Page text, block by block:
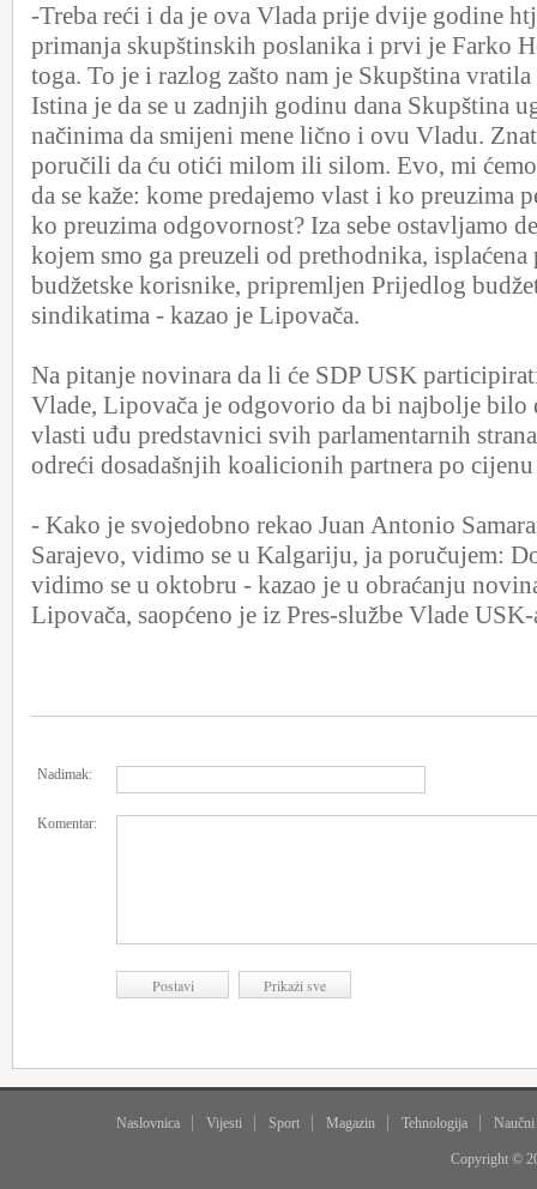
-Treba reći i da je ova Vlada prije dvije godine
primanja skupštinskih poslanika i prvi je Farko
toga. To je i razlog zašto nam je Skupština
Istina je da se u zadnjih godinu dana Skupština
načinima da smijeni mene lično i ovu Vladu.
poručili da ću otići milom ili silom. Evo, mi
da se kaže: kome predajemo vlast i ko preuzima
ko preuzima odgovornost? Iza sebe ostavljamo
kojem smo ga preuzeli od prethodnika, isplaćena
budžetske korisnike, pripremljen Prijedlog
sindikatima - kazao je Lipovača.
Na pitanje novinara da li će SDP USK
Vlade, Lipovača je odgovorio da bi najbolje bilo
vlasti uđu predstavnici svih parlamentarnih
odreći dosadašnjih koalicionih partnera po
- Kako je svojedobno rekao Juan Antonio
Sarajevo, vidimo se u Kalgariju, ja poručujem:
vidimo se u oktobru - kazao je u obraćanju
Lipovača, saopćeno je iz Pres-službe Vlade USK-
Nadimak:
Komentar:
Naslovnica Vijesti Sport Magazin Tehnologija
Copyright ©